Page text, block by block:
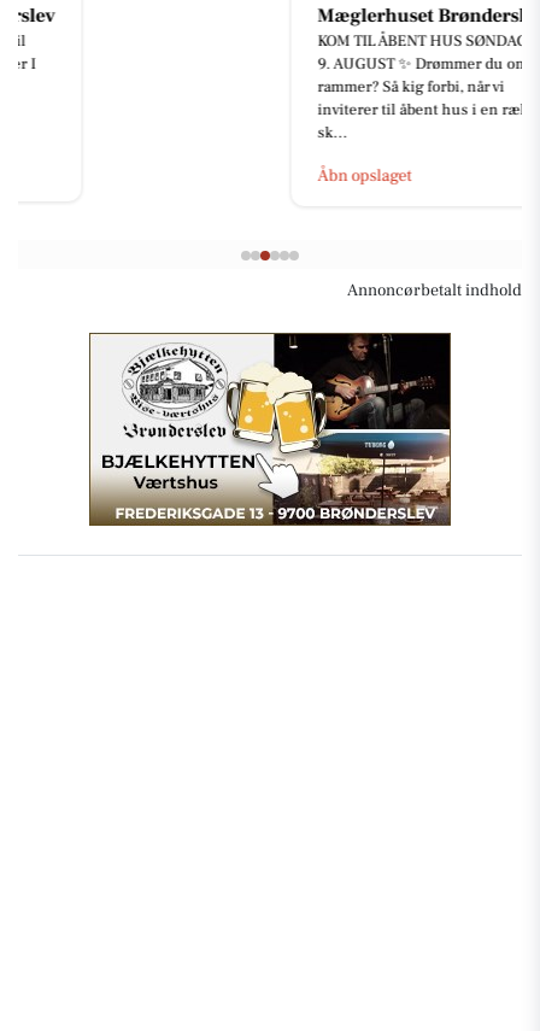
Mæglerhuset Brønderslev
KOM TIL ÅBENT HUS SØNDAG D.
9. AUGUST ✨ Drømmer du om nye
rammer? Så kig forbi, når vi
inviterer til åbent hus i en række
Annoncørbetalt indhold